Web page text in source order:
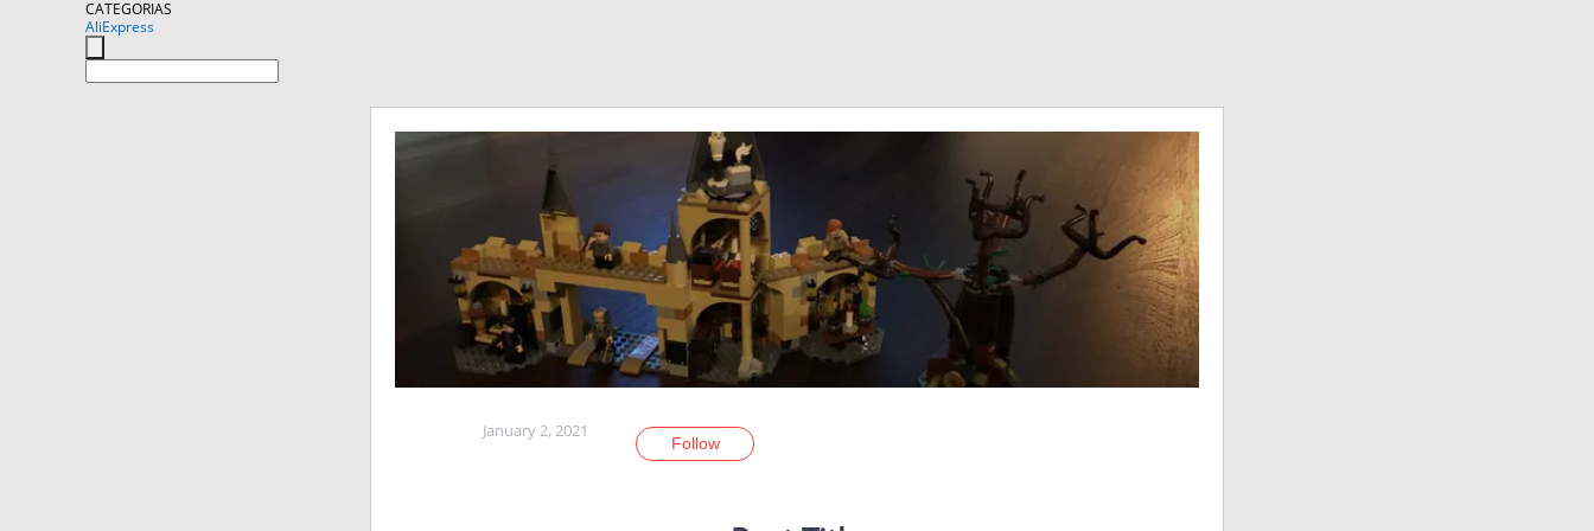
CATEGORIAS
AliExpress
January 2, 2021
Follow